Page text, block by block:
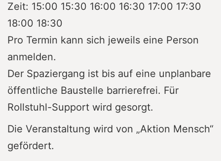
Zeit: 15:00 15:30 16:00 16:30 17:00 17:30
18:00 18:30
Pro Termin kann sich jeweils eine Person
anmelden.
Der Spaziergang ist bis auf eine unplanbare
öffentliche Baustelle barrierefrei. Für
Rollstuhl-Support wird gesorgt.
Die Veranstaltung wird von „Aktion Mensch“
gefördert.